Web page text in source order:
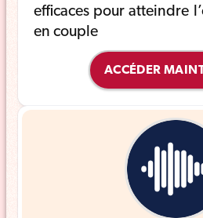
efficaces pour atteindre
en couple
ACCÉDER